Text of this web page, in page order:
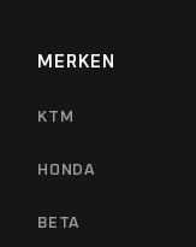
MERKEN
KTM
HONDA
BETA